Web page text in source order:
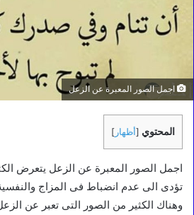
اجمل الصور المعبرة عن الزعل
المحتوي [أظهار ]
اجمل الصور المعبرة عن الزعل يتعرض
تؤدى الى عدم انضباط فى المزاج
وهناك الكثير من الصور التى تعبر عن